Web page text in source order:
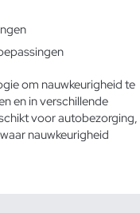
om nauwkeurigheid te
en in verschillende
voor autobezorging,
nauwkeurigheid